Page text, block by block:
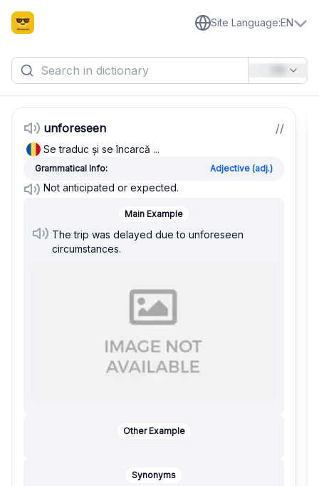
Site Language:EN
unforeseen //
Se traduc și se încarcă ...
Grammatical Info: Adjective (adj.)
Not anticipated or expected.
Main Example
The trip was delayed due to unforeseen
circumstances.
Other Example
Synonyms